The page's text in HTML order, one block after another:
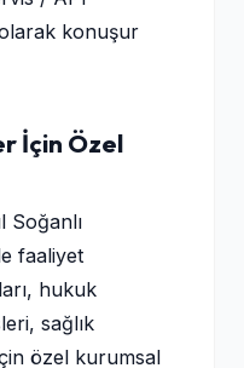
konuşur
İçin Özel
Soğanlı
faaliyet
hukuk
sağlık
özel kurumsal